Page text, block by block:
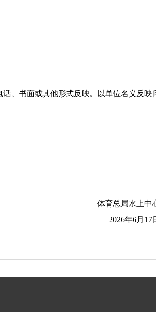
、书面或其他形式反映。以单位名义反映
体育总局水上中
2026年6月17